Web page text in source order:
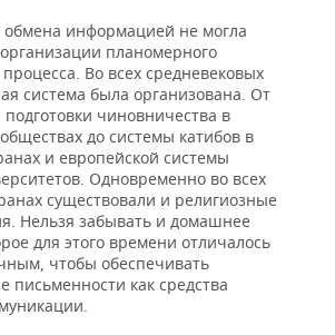
обмена информацией не могла
планомерного
Во всех средневековых
система была организована. От
чиновничества в
до системы катибов в
и европейской системы
Одновременно во всех
существовали и религиозные
Нельзя забывать и домашнее
для этого времени отличалось
чтобы обеспечивать
письменности как средства